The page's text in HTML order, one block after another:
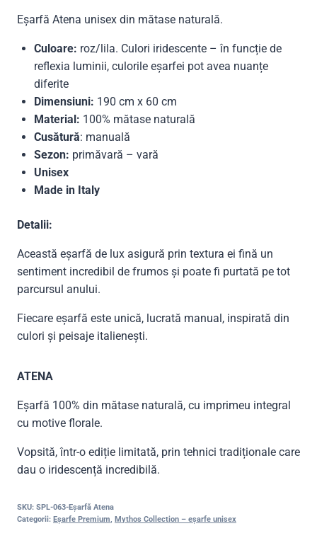
Eșarfă Atena unisex din mătase naturală.
Culoare: roz/lila. Culori iridescente – în funcție de
reflexia luminii, culorile eșarfei pot avea nuanțe
diferite
Dimensiuni: 190 cm x 60 cm
Material: 100% mătase naturală
Cusătură: manuală
Sezon: primăvară – vară
Unisex
Made in Italy
Detalii:
Această eșarfă de lux asigură prin textura ei fină un
sentiment incredibil de frumos și poate fi purtată pe tot
parcursul anului.
Fiecare eșarfă este unică, lucrată manual, inspirată din
culori și peisaje italienești.
ATENA
Eșarfă 100% din mătase naturală, cu imprimeu integral
cu motive florale.
Vopsită, într-o ediție limitată, prin tehnici tradiționale care
dau o iridescență incredibilă.
SKU: SPL-063-Eșarfă Atena
Categorii: Eșarfe Premium, Mythos Collection – eșarfe unisex